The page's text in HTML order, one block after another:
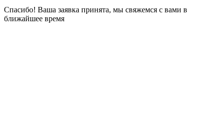
Спасибо! Ваша заявка принята, мы свяжемся с вами в
ближайшее время